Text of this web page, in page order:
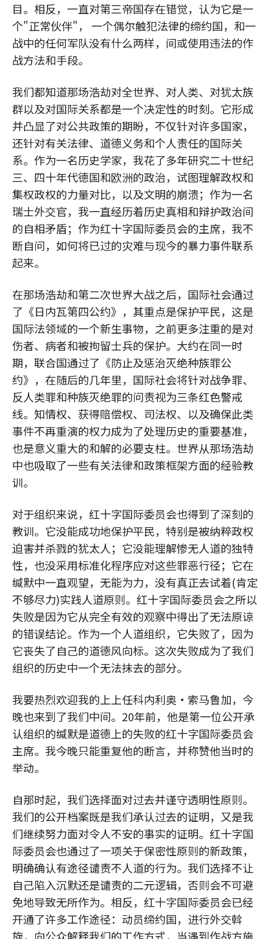
目。相反，一直对第三帝国存在错觉，认为它是一
个"正常伙伴"， 一个偶尔触犯法律的缔约国，和一
战中的任何军队没有什么两样，间或使用违法的作
战方法和手段。
我们都知道那场浩劫对全世界、对人类、对犹太族
群以及对国际关系都是一个决定性的时刻。它形成
并凸显了对公共政策的期盼，不仅针对许多国家，
还针对有关法律、道德义务和个人责任的国际关
系。作为一名历史学家，我花了多年研究二十世纪
三、四十年代德国和欧洲的政治，试图理解政权和
集权政权的力量对比，以及文明的崩溃；作为一名
瑞士外交官，我一直经历着历史真相和辩护政治间
的自相矛盾；作为红十字国际委员会的主席，我不
断自问，如何将已过的灾难与现今的暴力事件联系
起来。
在那场浩劫和第二次世界大战之后，国际社会通过
了《日内瓦第四公约》，其重点是保护平民，这是
国际法领域的一个新生事物，之前更多注重的是对
伤者、病者和被拘留士兵的保护。大约在同一时
期，联合国通过了《防止及惩治灭绝种族罪公
约》，在随后的几年里，国际社会将针对战争罪、
反人类罪和种族灭绝罪的问责视为三条红色警戒
线。知情权、获得赔偿权、司法权、以及确保此类
事件不再重演的权力成为了处理历史的重要基准，
也是意义重大的和解的必要支柱。世界从那场浩劫
中也吸取了一些有关法律和政策框架方面的经验教
训。
对于组织来说，红十字国际委员会也得到了深刻的
教训。它没能成功地保护平民，特别是被纳粹政权
迫害并杀戮的犹太人；它没能理解惨无人道的独特
性，也没采用标准化程序应对这些罪恶行径；它在
缄默中一直观望，无能为力，没有真正去试着(肯定
不够尽力)实践人道原则。红十字国际委员会之所以
失败是因为它从完全有效的观察中得出了无法原谅
的错误结论。作为一个人道组织，它失败了，因为
它丧失了自己的道德风向标。这次失败成为了我们
组织的历史中一个无法抹去的部分。
我要热烈欢迎我的上上任科内利奥•索马鲁加，今
晚也来到了我们中间。20年前，他是第一位公开承
认组织的缄默是道德上的失败的红十字国际委员会
主席。我今晚只能重复他的断言，并称赞他当时的
举动。
自那时起，我们选择面对过去并谨守透明性原则。
我们的公开档案既是我们承认过去的证明，又是我
们继续努力面对令人不安的事实的证明。红十字国
际委员会也通过了一项关于保密性原则的新政策，
明确确认有途径谴责不人道的行为。我们选择不让
自己陷入沉默还是谴责的二元逻辑，否则会不可避
免地导致无所作为。相反，红十字国际委员会已经
开通了许多工作途径：动员缔约国，进行外交斡